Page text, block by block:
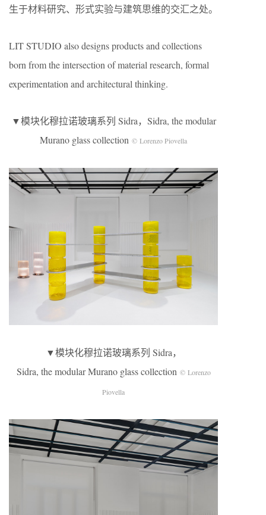
生于材料研究、形式实验与建筑思维的交汇之处。
LIT STUDIO also designs products and collections
born from the intersection of material research, formal
experimentation and architectural thinking.
▼模块化穆拉诺玻璃系列 Sidra，Sidra, the modular
Murano glass collection © Lorenzo Piovella
▼模块化穆拉诺玻璃系列 Sidra，
Sidra, the modular Murano glass collection © Lorenzo
Piovella